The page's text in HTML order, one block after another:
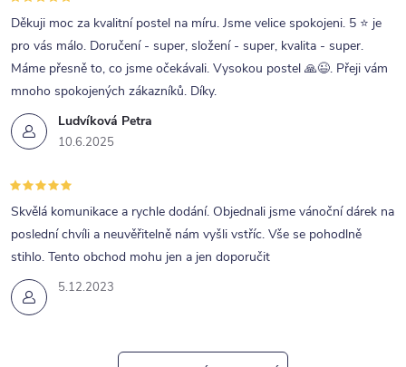
Ludvíková Petra
10.6.2025
Děkuji moc za kvalitní postel na míru. Jsme velice spokojeni. 5 ⭐ je
pro vás málo. Doručení - super, složení - super, kvalita - super.
Máme přesně to, co jsme očekávali. Vysokou postel 🙏😉. Přeji vám
mnoho spokojených zákazníků. Díky.
5.12.2023
Skvělá komunikace a rychle dodání. Objednali jsme vánoční dárek na
poslední chvíli a neuvěřitelně nám vyšli vstříc. Vše se pohodlně
stihlo. Tento obchod mohu jen a jen doporučit